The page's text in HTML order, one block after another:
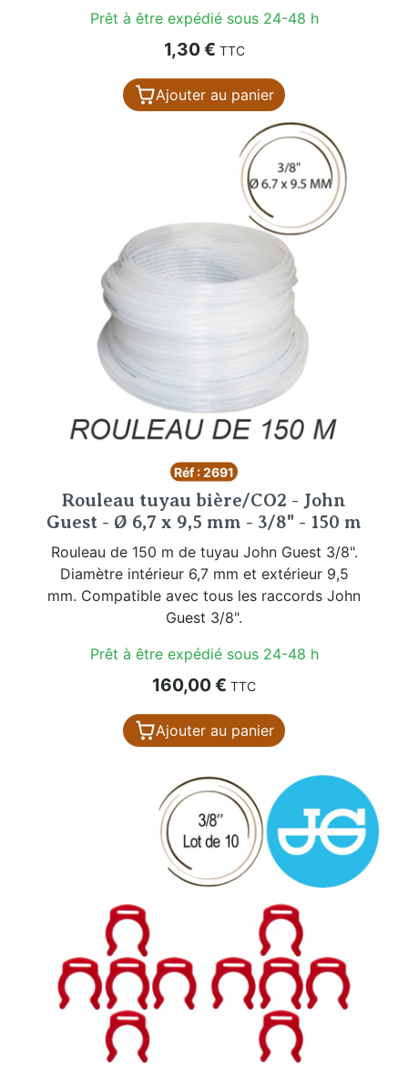
Prêt à être expédié sous 24-48 h
Prix
1,30 € TTC
Ajouter au panier
Réf : 2691
Rouleau tuyau bière/CO2 - John
Guest - Ø 6,7 x 9,5 mm - 3/8" - 150 m
Rouleau de 150 m de tuyau John Guest 3/8".
Diamètre intérieur 6,7 mm et extérieur 9,5
mm. Compatible avec tous les raccords John
Guest 3/8".
Prêt à être expédié sous 24-48 h
Prix
160,00 € TTC
Ajouter au panier